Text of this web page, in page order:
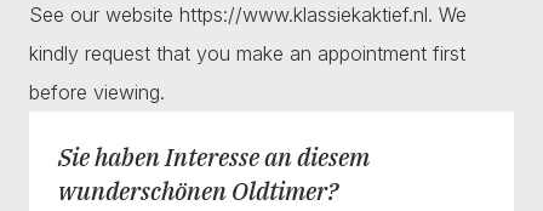
See our website https://www.klassiekaktief.nl. We
kindly request that you make an appointment first
before viewing.
Sie haben Interesse an diesem
wunderschönen Oldtimer?